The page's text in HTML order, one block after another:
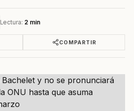
Lectura: 2 min
COMPARTIR